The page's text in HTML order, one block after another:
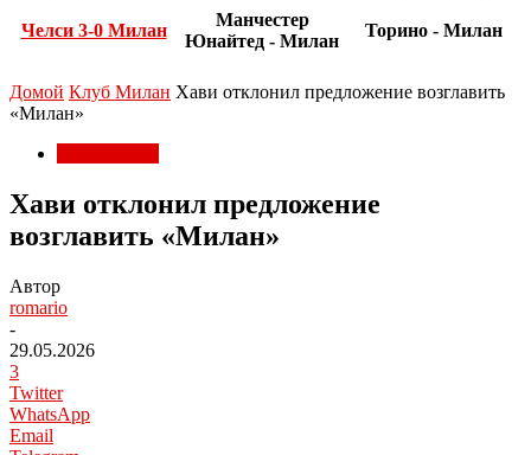
Челси 3-0 Милан
Манчестер
Юнайтед - Милан
Торино - Милан
Домой Клуб Милан Хави отклонил предложение возглавить
«Милан»
Хави отклонил предложение
возглавить «Милан»
Автор
romario
-
29.05.2026
3
Twitter
WhatsApp
Email